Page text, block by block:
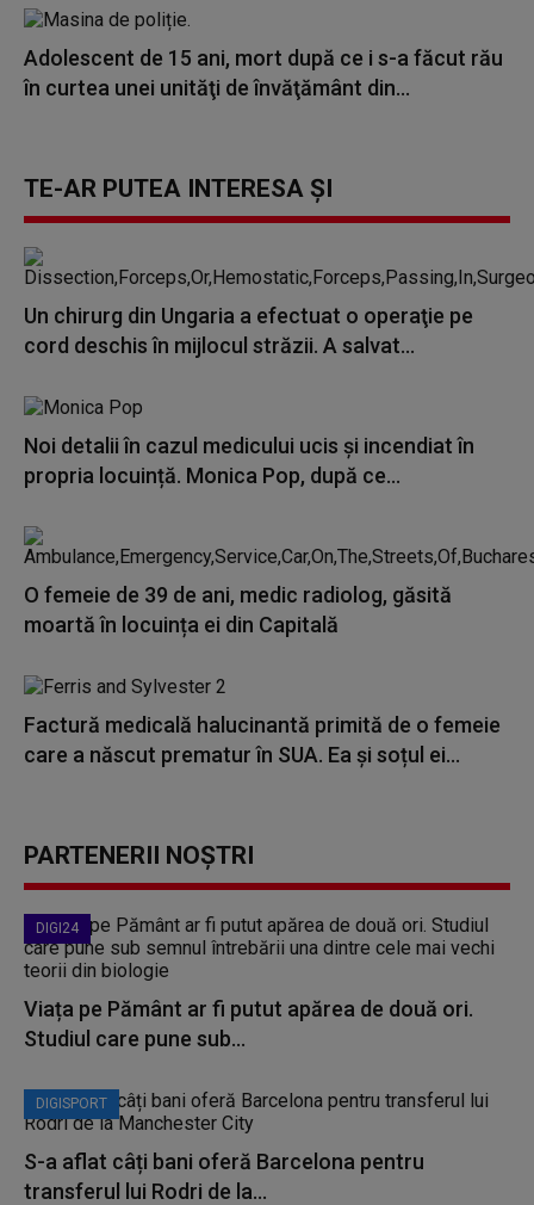
Adolescent de 15 ani, mort după ce i s-a făcut rău
în curtea unei unităţi de învăţământ din...
TE-AR PUTEA INTERESA ȘI
Un chirurg din Ungaria a efectuat o operaţie pe
cord deschis în mijlocul străzii. A salvat...
Noi detalii în cazul medicului ucis și incendiat în
propria locuință. Monica Pop, după ce...
O femeie de 39 de ani, medic radiolog, găsită
moartă în locuința ei din Capitală
Factură medicală halucinantă primită de o femeie
care a născut prematur în SUA. Ea și soțul ei...
PARTENERII NOȘTRI
DIGI24
Viața pe Pământ ar fi putut apărea de două ori.
Studiul care pune sub...
DIGISPORT
S-a aflat câți bani oferă Barcelona pentru
transferul lui Rodri de la...